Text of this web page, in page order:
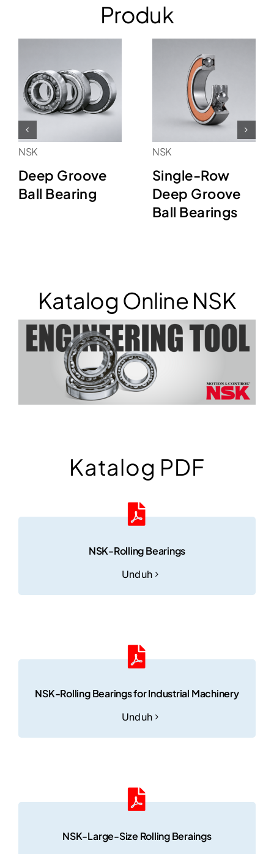
Produk
NSK
Deep Groove
Ball Bearing
NSK
Single-Row
Deep Groove
Ball Bearings
Katalog Online NSK
Katalog PDF
NSK-Rolling Bearings
Unduh
NSK-Rolling Bearings for Industrial Machinery
Unduh
NSK-Large-Size Rolling Beraings